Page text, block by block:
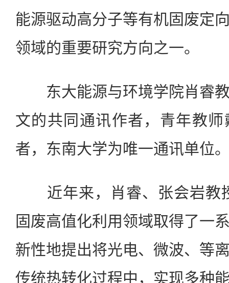
能源驱动高分子等有机固废定
领域的重要研究方向之一。
东大能源与环境学院肖睿教
文的共同通讯作者，青年教
者，东南大学为唯一通讯单位
近年来，肖睿、张会岩教
固废高值化利用领域取得了一
新性地提出将光电、微波、等
传统热转化过程中，实现多种